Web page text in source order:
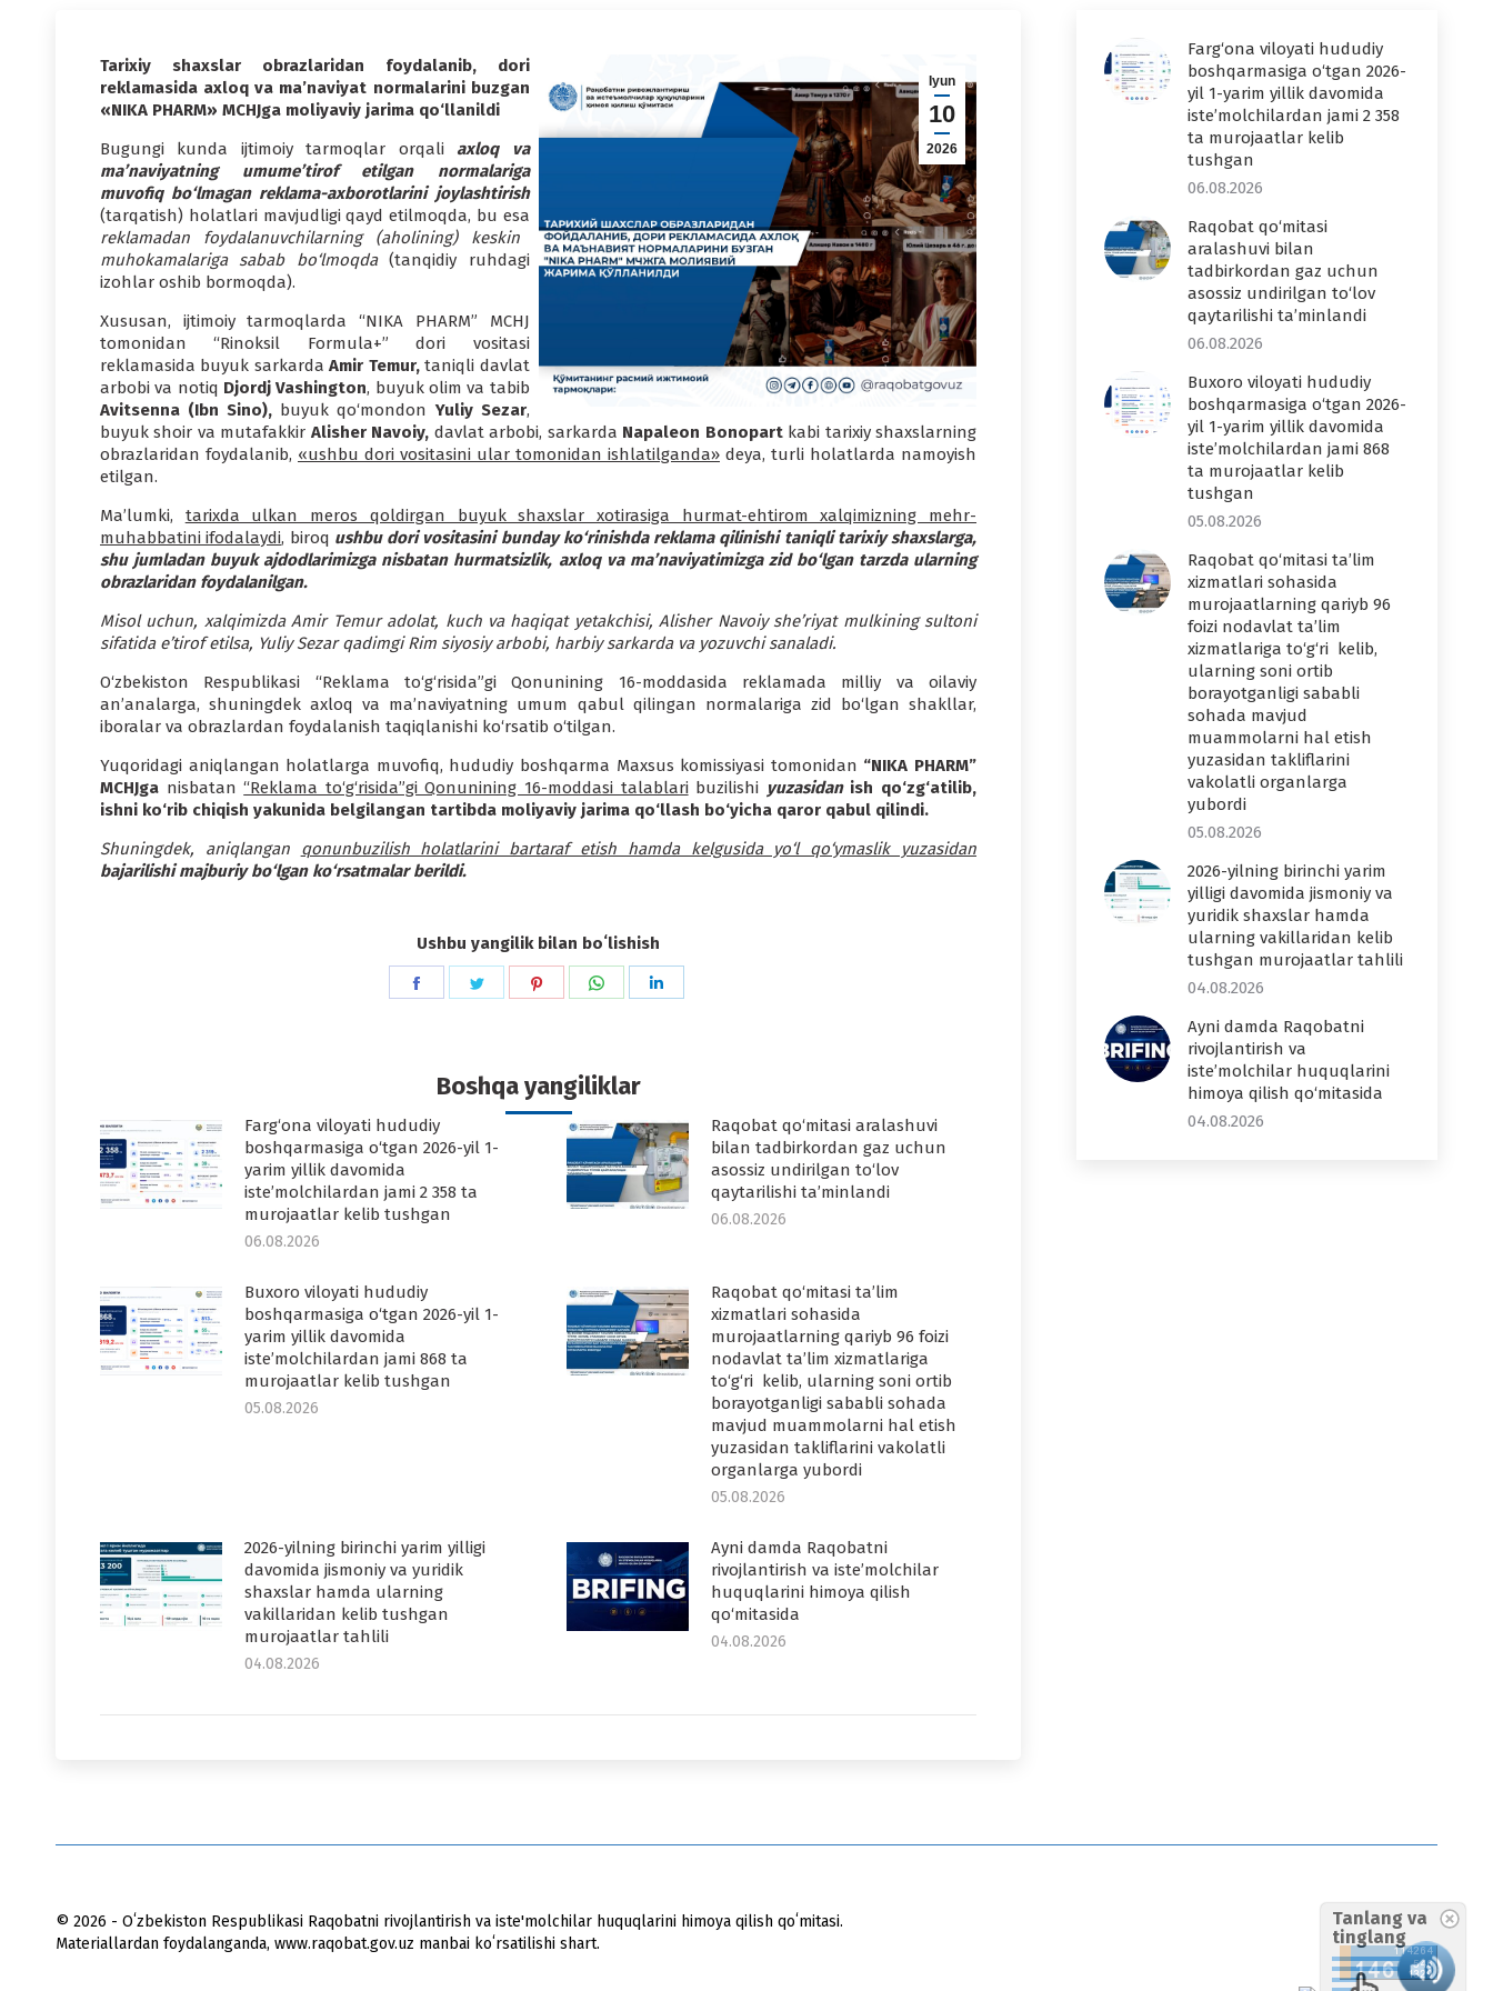
Iyun
10
2026
Tarixiy shaxslar obrazlaridan foydalanib, dori
reklamasida axloq va ma’naviyat normalarini buzgan
«NIKA PHARM» MCHJga moliyaviy jarima qo‘llanildi
Bugungi kunda ijtimoiy tarmoqlar orqali axloq va
ma’naviyatning umume’tirof etilgan normalariga
muvofiq bo‘lmagan reklama-axborotlarini joylashtirish
(tarqatish) holatlari mavjudligi qayd etilmoqda, bu esa
reklamadan foydalanuvchilarning (aholining) keskin
muhokamalariga sabab bo‘lmoqda(tanqidiy ruhdagi
izohlar oshib bormoqda).
Xususan, ijtimoiy tarmoqlarda “NIKA PHARM” MCHJ
tomonidan “Rinoksil Formula+” dori vositasi
reklamasida buyuk sarkardaAmir Temur,taniqli davlat
arbobi va notiq Djordj Vashington, buyuk olim va tabib
Avitsenna (Ibn Sino), buyuk qo‘mondon Yuliy Sezar,
buyuk shoir va mutafakkir Alisher Navoiy, davlat arbobi, sarkarda Napaleon Bonopartkabi tarixiy shaxslarning
obrazlaridan foydalanib, «ushbu dori vositasini ular tomonidan ishlatilganda» deya, turli holatlarda namoyish
etilgan.
Ma’lumki, tarixda ulkan meros qoldirgan buyuk shaxslar xotirasiga hurmat-ehtirom xalqimizning mehr-
muhabbatini ifodalaydi, biroq ushbu dori vositasini bunday ko‘rinishda reklama qilinishi taniqli tarixiy shaxslarga,
shu jumladan buyuk ajdodlarimizga nisbatan hurmatsizlik, axloq va ma’naviyatimizga zid bo‘lgan tarzda ularning
obrazlaridan foydalanilgan.
Misol uchun, xalqimizda Amir Temur adolat, kuch va haqiqat yetakchisi, Alisher Navoiy she’riyat mulkining sultoni
sifatida e’tirof etilsa, Yuliy Sezar qadimgi Rim siyosiy arbobi, harbiy sarkarda va yozuvchi sanaladi.
O‘zbekiston Respublikasi “Reklama to‘g‘risida”gi Qonunining 16-moddasida reklamada milliy va oilaviy
an’analarga, shuningdek axloq va ma’naviyatning umum qabul qilingan normalariga zid bo‘lgan shakllar,
iboralar va obrazlardan foydalanish taqiqlanishi ko‘rsatib o‘tilgan.
Yuqoridagi aniqlangan holatlarga muvofiq, hududiy boshqarma Maxsus komissiyasi tomonidan “NIKA PHARM”
MCHJga nisbatan“Reklama to‘g‘risida”gi Qonunining 16-moddasi talablaribuzilishi yuzasidan ish qo‘zg‘atilib,
ishni ko‘rib chiqish yakunida belgilangan tartibda moliyaviy jarima qo‘llash bo‘yicha qaror qabul qilindi.
Shuningdek, aniqlangan qonunbuzilish holatlarini bartaraf etish hamda kelgusida yo‘l qo‘ymaslik yuzasidan
bajarilishi majburiy bo‘lgan ko‘rsatmalar berildi.
Ushbu yangilik bilan boʻlishish
Share
Share
Share
Share
Boshqa yangiliklar
Farg‘ona viloyati hududiy
boshqarmasiga o‘tgan 2026-yil 1-
yarim yillik davomida
iste’molchilardan jami 2 358 ta
murojaatlar kelib tushgan
06.08.2026
Raqobat qo‘mitasi aralashuvi
bilan tadbirkordan gaz uchun
asossiz undirilgan to‘lov
qaytarilishi ta’minlandi
06.08.2026
Buxoro viloyati hududiy
boshqarmasiga o‘tgan 2026-yil 1-
yarim yillik davomida
iste’molchilardan jami 868 ta
murojaatlar kelib tushgan
05.08.2026
Raqobat qo‘mitasi ta’lim
xizmatlari sohasida
murojaatlarning qariyb 96 foizi
nodavlat ta’lim xizmatlariga
to‘g‘ri kelib, ularning soni ortib
borayotganligi sababli sohada
mavjud muammolarni hal etish
yuzasidan takliflarini vakolatli
organlarga yubordi
05.08.2026
2026-yilning birinchi yarim yilligi
davomida jismoniy va yuridik
shaxslar hamda ularning
vakillaridan kelib tushgan
murojaatlar tahlili
04.08.2026
Ayni damda Raqobatni
rivojlantirish va iste’molchilar
huquqlarini himoya qilish
qo‘mitasida
04.08.2026
Farg‘ona viloyati hududiy
boshqarmasiga o‘tgan 2026-
yil 1-yarim yillik davomida
iste’molchilardan jami 2 358
ta murojaatlar kelib
tushgan
06.08.2026
Raqobat qo‘mitasi
aralashuvi bilan
tadbirkordan gaz uchun
asossiz undirilgan to‘lov
qaytarilishi ta’minlandi
06.08.2026
Buxoro viloyati hududiy
boshqarmasiga o‘tgan 2026-
yil 1-yarim yillik davomida
iste’molchilardan jami 868
ta murojaatlar kelib
tushgan
05.08.2026
Raqobat qo‘mitasi ta’lim
xizmatlari sohasida
murojaatlarning qariyb 96
foizi nodavlat ta’lim
xizmatlariga to‘g‘ri kelib,
ularning soni ortib
borayotganligi sababli
sohada mavjud
muammolarni hal etish
yuzasidan takliflarini
vakolatli organlarga
yubordi
05.08.2026
2026-yilning birinchi yarim
yilligi davomida jismoniy va
yuridik shaxslar hamda
ularning vakillaridan kelib
tushgan murojaatlar tahlili
04.08.2026
Ayni damda Raqobatni
rivojlantirish va
iste’molchilar huquqlarini
himoya qilish qo‘mitasida
04.08.2026
© 2026 - Oʻzbekiston Respublikasi Raqobatni rivojlantirish va iste'molchilar huquqlarini himoya qilish qoʻmitasi.
Materiallardan foydalanganda, www.raqobat.gov.uz manbai koʻrsatilishi shart.
Tanlang va
tinglang